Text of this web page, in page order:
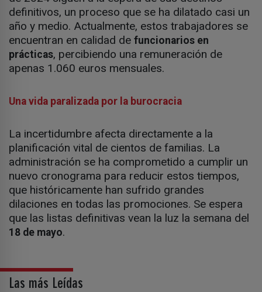
definitivos, un proceso que se ha dilatado casi un
año y medio. Actualmente, estos trabajadores se
encuentran en calidad de funcionarios en
prácticas, percibiendo una remuneración de
apenas 1.060 euros mensuales.
Una vida paralizada por la burocracia
La incertidumbre afecta directamente a la
planificación vital de cientos de familias. La
administración se ha comprometido a cumplir un
nuevo cronograma para reducir estos tiempos,
que históricamente han sufrido grandes
dilaciones en todas las promociones. Se espera
que las listas definitivas vean la luz la semana del
18 de mayo.
Las más Leídas